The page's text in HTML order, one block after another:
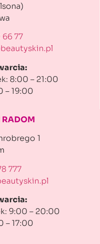
77
8:00 – 21:00
– 19:00
RADOM
1
777
9:00 – 20:00
– 17:00